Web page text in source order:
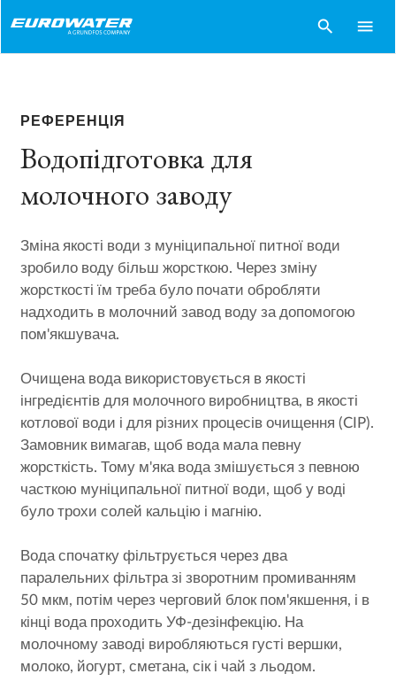
search menu
РЕФЕРЕНЦІЯ
Водопідготовка для
молочного заводу
Зміна якості води з муніципальної питної води
зробило воду більш жорсткою. Через зміну
жорсткості їм треба було почати обробляти
надходить в молочний завод воду за допомогою
пом'якшувача.
Очищена вода використовується в якості
інгредієнтів для молочного виробництва, в якості
котлової води і для різних процесів очищення (CIP).
Замовник вимагав, щоб вода мала певну
жорсткість. Тому м'яка вода змішується з певною
часткою муніципальної питної води, щоб у воді
було трохи солей кальцію і магнію.
Вода спочатку фільтрується через два
паралельних фільтра зі зворотним промиванням
50 мкм, потім через черговий блок пом'якшення, і в
кінці вода проходить УФ-дезінфекцію. На
молочному заводі виробляються густі вершки,
молоко, йогурт, сметана, сік і чай з льодом.